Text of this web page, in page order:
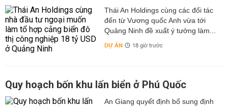
Thái An Holdings cùng các đối tác
đến từ Vương quốc Anh vừa tới
Quảng Ninh đề xuất ý tưởng làm...
DỰ ÁN 18 giờ trước
Quy hoạch bốn khu lấn biển ở Phú Quốc
An Giang quyết định bổ sung định